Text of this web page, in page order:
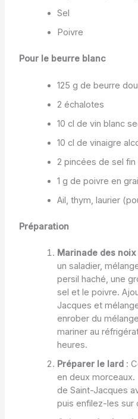
Sel
Poivre
Pour le beurre blanc
125 g de beurre
2 échalotes
10 cl de vin blanc
10 cl de vinaigre
2 pincées de sel fin
1 g de poivre en
Ail, thym, laurier
Préparation
Marinade des
un saladier,
persil haché, une
sel et le poivre.
Jacques et
enrober du
mariner au
heures.
Préparer le lard:
en deux
de Saint-Jacques
puis enfilez-les sur